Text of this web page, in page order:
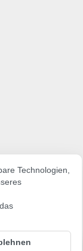
Technologien,